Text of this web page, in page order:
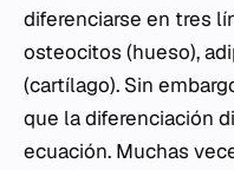
diferenciarse en tres
osteocitos (hueso),
(cartílago). Sin
que la diferenciación
ecuación. Muchas